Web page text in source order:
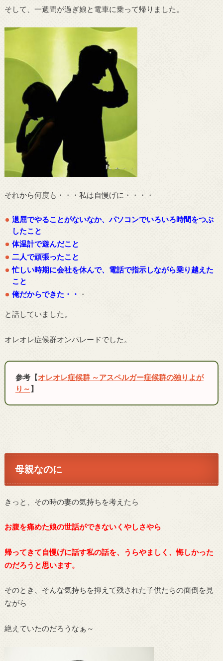
そして、一週間が過ぎ娘と電車に乗って帰りました。
それから何度も・・・私は自慢げに・・・・
退屈でやることがないなか、パソコンでいろいろ時間をつぶ
したこと
体温計で遊んだこと
二人で頑張ったこと
忙しい時期に会社を休んで、電話で指示しながら乗り越えた
こと
俺だからできた・・
・
と話していました。
オレオレ症候群オンパレードでした。
参考【オレオレ症候群 ～アスペルガー症候群の独りよが
り～ 】
母親なのに
きっと、その時の妻の気持ちを考えたら
お腹を痛めた娘の世話ができないくやしさやら
帰ってきて自慢げに話す私の話を、うらやましく、悔しかった
のだろうと思います。
そのとき、そんな気持ちを抑えて残された子供たちの面倒を見
ながら
絶えていたのだろうなぁ～